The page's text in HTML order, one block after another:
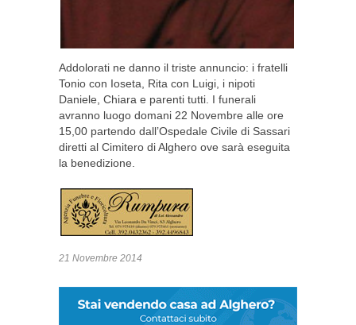
Addolorati ne danno il triste annuncio: i fratelli
Tonio con Ioseta, Rita con Luigi, i nipoti
Daniele, Chiara e parenti tutti. I funerali
avranno luogo domani 22 Novembre alle ore
15,00 partendo dall’Ospedale Civile di Sassari
diretti al Cimitero di Alghero ove sarà eseguita
la benedizione.
21 Novembre 2014